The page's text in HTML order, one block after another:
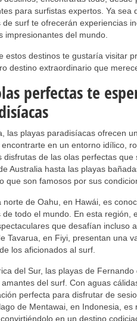
para surfistas expertos. Ya
de surf te ofrecerán experiencias
impresionantes del mundo.
estos destinos te gustaría visitar
destino extraordinario que
perfectas te
las playas paradisíacas ofrecen
en un entorno idílico,
disfrutas de las olas perfectas
Australia hasta las playas
que son famosos por sus
norte de Oahu, en Hawái, es
de todo el mundo. En esta región,
que desafían incluso
Tavarua, en Fiyi, presentan una
los aficionados al surf.
del Sur, las playas de
del surf. Con aguas
perfecta para disfrutar de
de Mentawai, en Indonesia,
en un destino